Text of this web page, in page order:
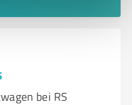
bei RS